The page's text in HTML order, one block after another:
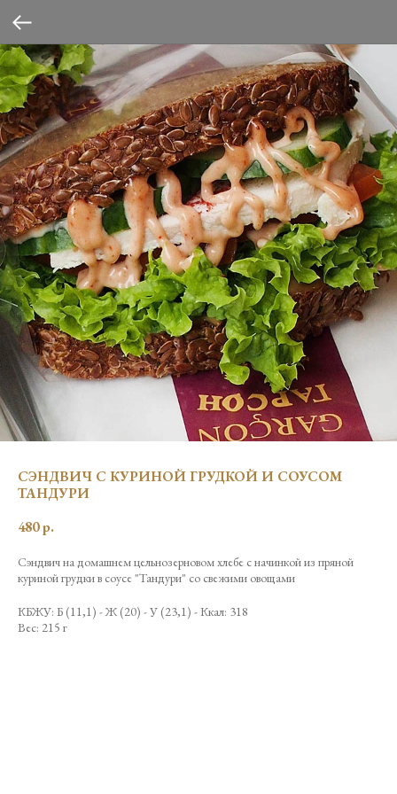
СЭНДВИЧ С КУРИНОЙ ГРУДКОЙ И СОУСОМ
ТАНДУРИ
480р.
Сэндвич на домашнем цельнозерновом хлебе с начинкой из пряной
куриной грудки в соусе "Тандури" со свежими овощами
КБЖУ: Б (11,1) - Ж (20) - У (23,1) - Ккал: 318
Вес: 215 г